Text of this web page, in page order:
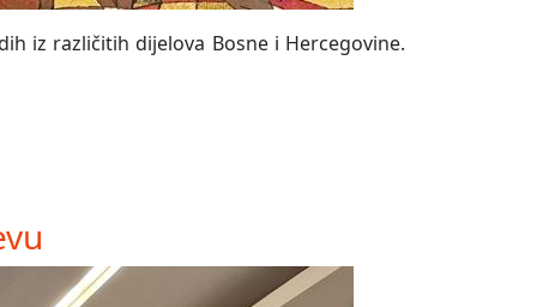
iz različitih dijelova Bosne i Hercegovine.